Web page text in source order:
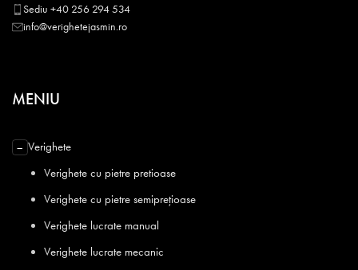
Sediu +40 256 294 534
info@verighetejasmin.ro
MENIU
− Verighete
Verighete cu pietre pretioase
Verighete cu pietre semiprețioase
Verighete lucrate manual
Verighete lucrate mecanic